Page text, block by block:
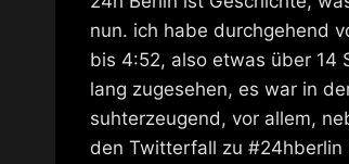
nun. ich habe durchgehend
bis 4:52, also etwas über 14
lang zugesehen, es war in
suhterzeugend, vor allem,
den Twitterfall zu #24hberlin